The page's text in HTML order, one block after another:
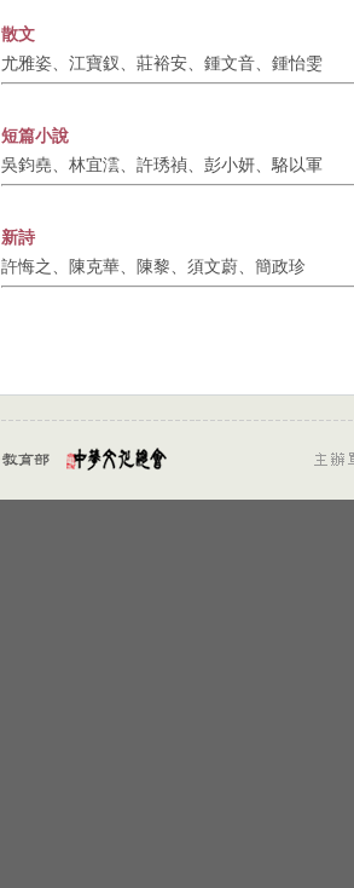
散文
尤雅姿、江寶釵、莊裕安、鍾文音、鍾怡雯
短篇小說
吳鈞堯、林宜澐、許琇禎、彭小妍、駱以軍
新詩
許悔之、陳克華、陳黎、須文蔚、簡政珍